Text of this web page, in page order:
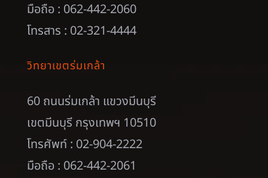
มือถือ : 062-442-2060
โทรสาร : 02-321-4444
วิทยาเขตร่มเกล้า
60 ถนนร่มเกล้า แขวงมีนบุรี
เขตมีนบุรี กรุงเทพฯ 10510
โทรศัพท์ : 02-904-2222
มือถือ : 062-442-2061